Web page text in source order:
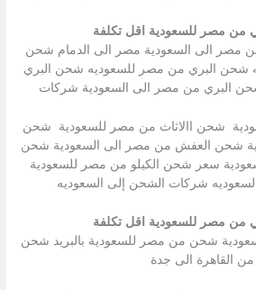
من مصر للسعودية اقل تكلفة
مصر الى السعودية مصر الى الدمام شحن
شحن البري من مصر للسعوديه شحن البري
البري من مصر الى السعودية شركات
شحن االاثاث من مصر للسعودية شحن
شحن العفش من مصر الى السعودية شحن
سعر شحن الكيلو من مصر للسعودية
شركات الشحن إلى السعوديه
من مصر للسعودية اقل تكلفة
شحن من مصر للسعودية بالبريد شحن
من القاهرة الى جدة